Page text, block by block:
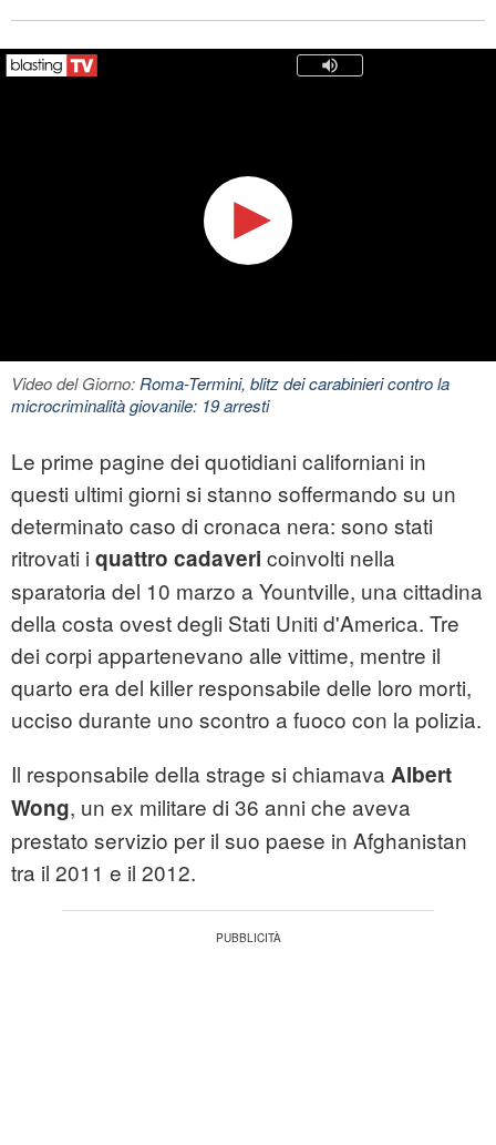
Video del Giorno:Roma-Termini, blitz dei carabinieri contro la
microcriminalità giovanile: 19 arresti
Le prime pagine dei quotidiani californiani in
questi ultimi giorni si stanno soffermando su un
determinato caso di cronaca nera: sono stati
ritrovati i quattro cadaveri coinvolti nella
sparatoria del 10 marzo a Yountville, una cittadina
della costa ovest degli Stati Uniti d'America. Tre
dei corpi appartenevano alle vittime, mentre il
quarto era del killer responsabile delle loro morti,
ucciso durante uno scontro a fuoco con la polizia.
Il responsabile della strage si chiamava Albert
Wong, un ex militare di 36 anni che aveva
prestato servizio per il suo paese in Afghanistan
tra il 2011 e il 2012.